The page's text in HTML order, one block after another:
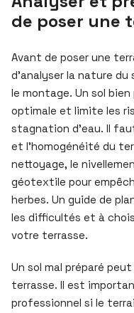
de poser une
Avant de poser une
d’analyser la nature
le montage. Un sol
optimale et limite les
stagnation d’eau. Il
et l’homogénéité du
nettoyage, le
géotextile pour
herbes. Un guide de
les difficultés et à
votre terrasse.
Un sol mal préparé
terrasse. Il est
professionnel si le